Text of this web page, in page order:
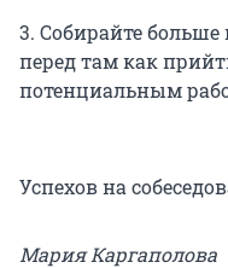
3. Собирайте
перед там как
потенциальным
Успехов на
Мария Каргаполова